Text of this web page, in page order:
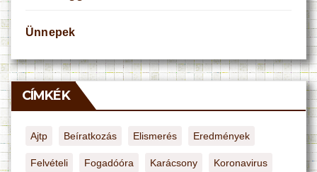
Ünnepek
CÍMKÉK
Ajtp Beíratkozás Elismerés Eredmények
Felvételi Fogadóóra Karácsony Koronavirus